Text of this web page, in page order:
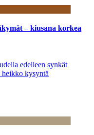
– kiusana korkea
edelleen synkät
heikko kysyntä